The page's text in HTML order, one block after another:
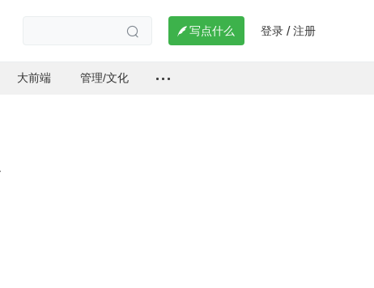
  写点什么 登录 / 注册
大前端 管理/文化